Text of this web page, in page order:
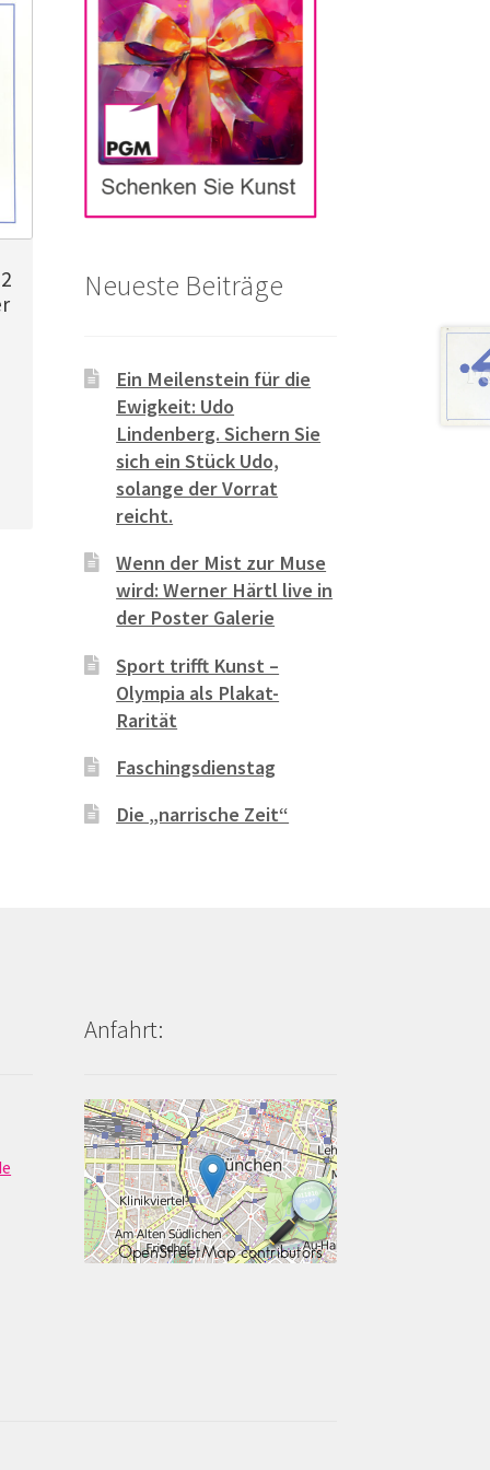
Neueste Beiträge
Ein Meilenstein für die
Ewigkeit: Udo
Lindenberg. Sichern Sie
sich ein Stück Udo,
solange der Vorrat
reicht.
Wenn der Mist zur Muse
wird: Werner Härtl live in
der Poster Galerie
Sport trifft Kunst –
Olympia als Plakat-
Rarität
Faschingsdienstag
Die „narrische Zeit“
Anfahrt: